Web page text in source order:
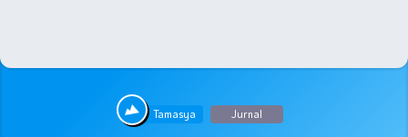
Tamasya Jurnal